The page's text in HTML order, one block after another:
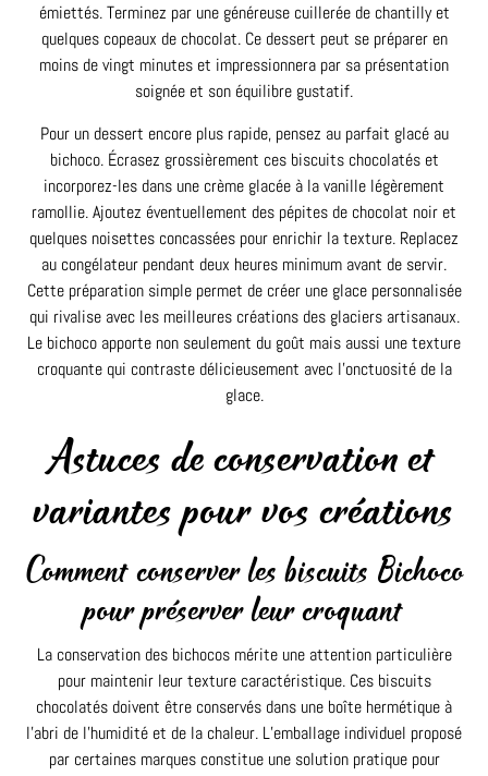
émiettés. Terminez par une généreuse cuillerée de chantilly et
quelques copeaux de chocolat. Ce dessert peut se préparer en
moins de vingt minutes et impressionnera par sa présentation
soignée et son équilibre gustatif.
Pour un dessert encore plus rapide, pensez au parfait glacé au
bichoco. Écrasez grossièrement ces biscuits chocolatés et
incorporez-les dans une crème glacée à la vanille légèrement
ramollie. Ajoutez éventuellement des pépites de chocolat noir et
quelques noisettes concassées pour enrichir la texture. Replacez
au congélateur pendant deux heures minimum avant de servir.
Cette préparation simple permet de créer une glace personnalisée
qui rivalise avec les meilleures créations des glaciers artisanaux.
Le bichoco apporte non seulement du goût mais aussi une texture
croquante qui contraste délicieusement avec l’onctuosité de la
glace.
Astuces de conservation et
variantes pour vos créations
Comment conserver les biscuits Bichoco
pour préserver leur croquant
La conservation des bichocos mérite une attention particulière
pour maintenir leur texture caractéristique. Ces biscuits
chocolatés doivent être conservés dans une boîte hermétique à
l’abri de l’humidité et de la chaleur. L’emballage individuel proposé
par certaines marques constitue une solution pratique pour